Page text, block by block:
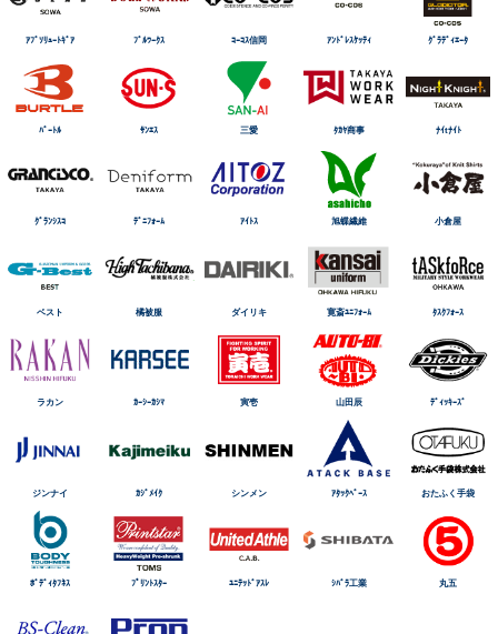
ｱﾌﾞｿﾘｭｰﾄｷﾞｱ ﾌﾞﾙﾜｰｸｽ ｺｰｺｽ信岡 ｱﾝﾄﾞﾚｽｹｯﾃｨ ｸﾞﾗﾃﾞｨｴｰﾀ
ﾊﾞｰﾄﾙ ｻﾝｴｽ 三愛 ﾀｶﾔ商事 ﾅｲtﾅｲﾄ
ｸﾞﾗﾝｼｽｺ ﾃﾞﾆﾌｫｰﾑ ｱｲﾄｽ 旭蝶繊維 小倉屋
ベスト 橘被服 ダイリキ 寛斎ﾕﾆﾌｫｰﾑ ﾀｽｸﾌｫｰｽ
ラカン ｶｰｼｰｶｼﾏ 寅壱 山田辰 ﾃﾞｨｯｷｰｽﾞ
ジンナイ ｶｼﾞﾒｲｸ シンメン ｱﾀｯｸﾍﾞｰｽ おたふく手袋
ﾎﾞﾃﾞｨﾀﾌﾈｽ ﾌﾟﾘﾝﾄｽﾀｰ ﾕﾆﾃｯﾄﾞｱｽﾚ ｼﾊﾞﾗ工業 丸五